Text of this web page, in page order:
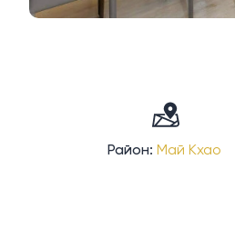
Район: Май Кхао